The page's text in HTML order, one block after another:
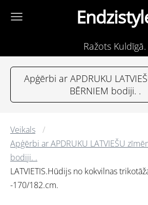
Ražots Kuldīgā.
Apģērbi ar APDRUKU
BĒRNIEM bodiji. .
Veikals
Apģērbi ar APDRUKU LATVIEŠU
bodiji. .
LATVIETIS.Hūdijs no kokvilnas
-170/182.cm.